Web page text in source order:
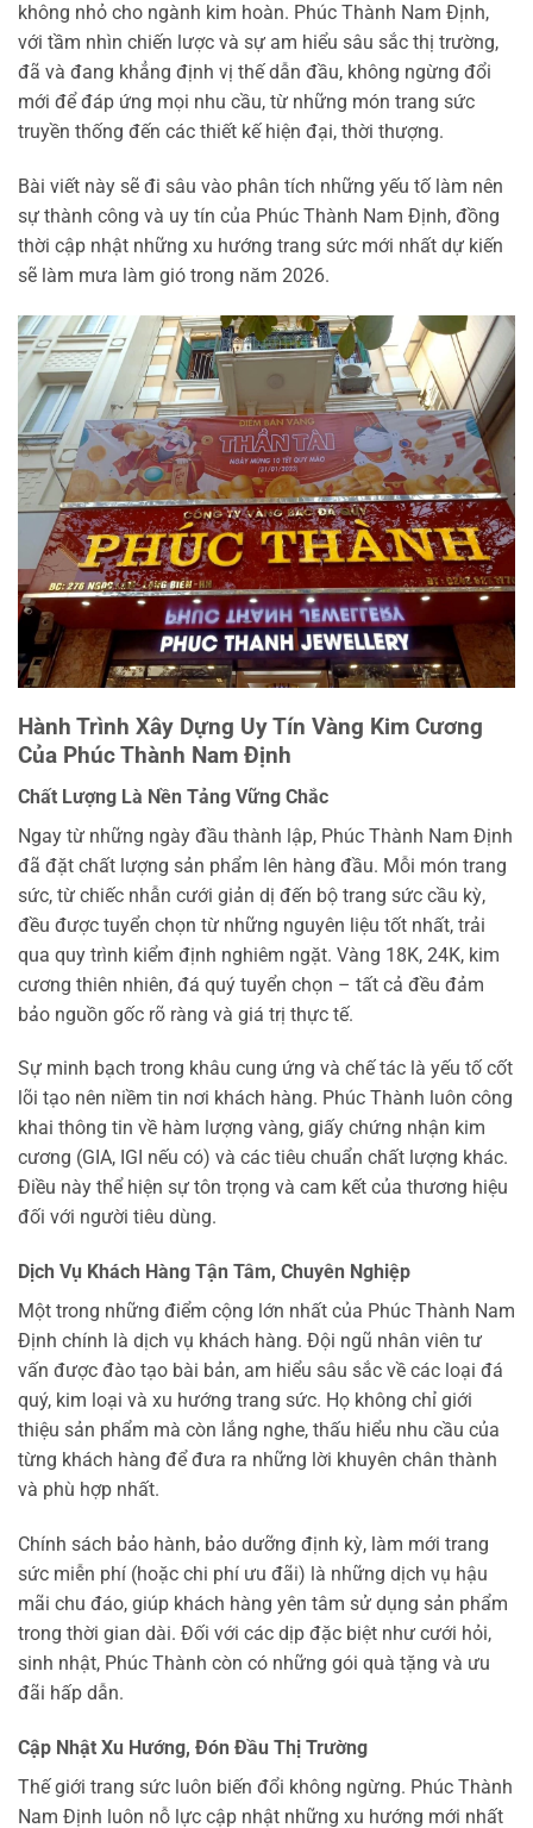
không nhỏ cho ngành kim hoàn. Phúc Thành Nam Định,
với tầm nhìn chiến lược và sự am hiểu sâu sắc thị trường,
đã và đang khẳng định vị thế dẫn đầu, không ngừng đổi
mới để đáp ứng mọi nhu cầu, từ những món trang sức
truyền thống đến các thiết kế hiện đại, thời thượng.
Bài viết này sẽ đi sâu vào phân tích những yếu tố làm nên
sự thành công và uy tín của Phúc Thành Nam Định, đồng
thời cập nhật những xu hướng trang sức mới nhất dự kiến
sẽ làm mưa làm gió trong năm 2026.
Hành Trình Xây Dựng Uy Tín Vàng Kim Cương
Của Phúc Thành Nam Định
Chất Lượng Là Nền Tảng Vững Chắc
Ngay từ những ngày đầu thành lập, Phúc Thành Nam Định
đã đặt chất lượng sản phẩm lên hàng đầu. Mỗi món trang
sức, từ chiếc nhẫn cưới giản dị đến bộ trang sức cầu kỳ,
đều được tuyển chọn từ những nguyên liệu tốt nhất, trải
qua quy trình kiểm định nghiêm ngặt. Vàng 18K, 24K, kim
cương thiên nhiên, đá quý tuyển chọn – tất cả đều đảm
bảo nguồn gốc rõ ràng và giá trị thực tế.
Sự minh bạch trong khâu cung ứng và chế tác là yếu tố cốt
lõi tạo nên niềm tin nơi khách hàng. Phúc Thành luôn công
khai thông tin về hàm lượng vàng, giấy chứng nhận kim
cương (GIA, IGI nếu có) và các tiêu chuẩn chất lượng khác.
Điều này thể hiện sự tôn trọng và cam kết của thương hiệu
đối với người tiêu dùng.
Dịch Vụ Khách Hàng Tận Tâm, Chuyên Nghiệp
Một trong những điểm cộng lớn nhất của Phúc Thành Nam
Định chính là dịch vụ khách hàng. Đội ngũ nhân viên tư
vấn được đào tạo bài bản, am hiểu sâu sắc về các loại đá
quý, kim loại và xu hướng trang sức. Họ không chỉ giới
thiệu sản phẩm mà còn lắng nghe, thấu hiểu nhu cầu của
từng khách hàng để đưa ra những lời khuyên chân thành
và phù hợp nhất.
Chính sách bảo hành, bảo dưỡng định kỳ, làm mới trang
sức miễn phí (hoặc chi phí ưu đãi) là những dịch vụ hậu
mãi chu đáo, giúp khách hàng yên tâm sử dụng sản phẩm
trong thời gian dài. Đối với các dịp đặc biệt như cưới hỏi,
sinh nhật, Phúc Thành còn có những gói quà tặng và ưu
đãi hấp dẫn.
Cập Nhật Xu Hướng, Đón Đầu Thị Trường
Thế giới trang sức luôn biến đổi không ngừng. Phúc Thành
Nam Định luôn nỗ lực cập nhật những xu hướng mới nhất